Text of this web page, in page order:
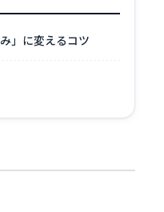
」に変えるコツ